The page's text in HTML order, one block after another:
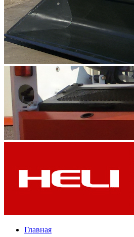
Главная